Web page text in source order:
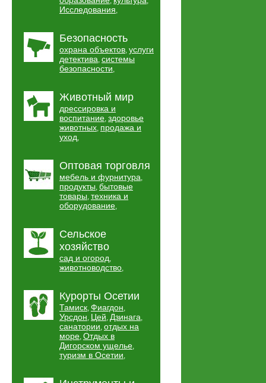
Исследования,
Безопасность
охрана объектов, услуги
детектива, системы
безопасности,
Животный мир
дрессировка и
воспитание, здоровье
животных, продажа и
уход,
Оптовая торговля
мебель и фурнитура,
продукты, бытовые
товары, техника и
оборудование,
Сельское
хозяйство
сад и огород,
животноводство,
Курорты Осетии
Тамиск, Фиагдон,
Урсдон, Цей, Дзинага,
санатории, отдых на
море, Отдых в
Дигорском ущелье,
туризм в Осетии,